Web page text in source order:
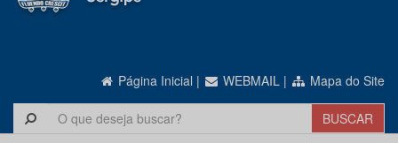
Página Inicial | WEBMAIL | Mapa do Site